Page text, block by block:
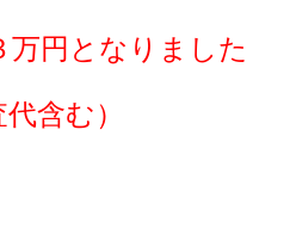
万円となりました
含む）